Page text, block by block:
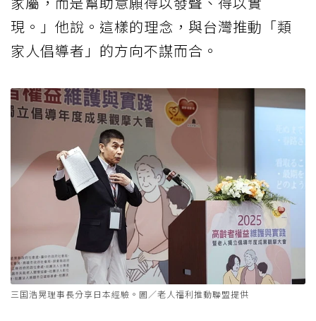
現。」他說。這樣的理念，與台灣推動「類
家人倡導者」的方向不謀而合。
三国浩晃理事長分享日本經驗。圖／老人福利推動聯盟提供